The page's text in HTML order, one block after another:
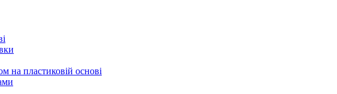
на пластиковій основі